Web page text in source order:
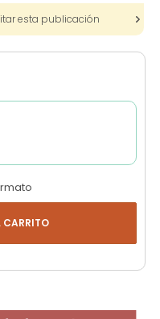
esta publicación
CARRITO